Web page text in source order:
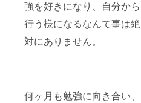
強を好きになり、自分から
行う様になるなんて事は絶
対にありません。
何ヶ月も勉強に向き合い、